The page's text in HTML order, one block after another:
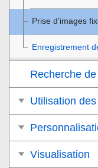
Prise d’images
Enregistrement
Recherche
Utilisation
Visualisation